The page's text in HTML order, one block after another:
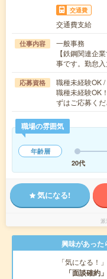
交通費
交通費支給
仕事内容
一般事務
【鉄鋼関連企
事です。勤怠
応募資格
職種未経験OK
職種未経験OK
ずはご応募く
職場の雰囲気
年齢層
20代
気になる!
派
興味があった
「気になる！
「面談確約」